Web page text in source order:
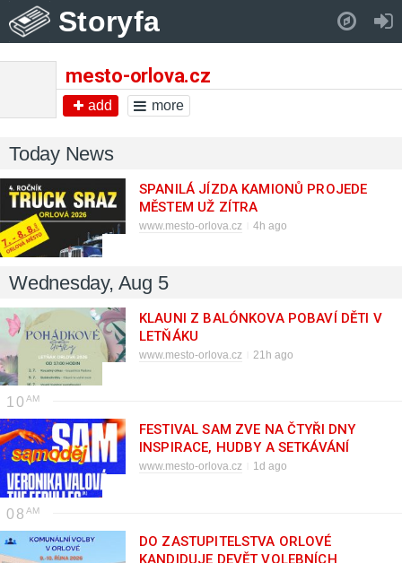
Storyfa
mesto-orlova.cz
add more
Today News
SPANILÁ JÍZDA KAMIONŮ PROJEDE
MĚSTEM UŽ ZÍTRA
www.mesto-orlova.cz 4h ago
Wednesday, Aug 5
KLAUNI Z BALÓNKOVA POBAVÍ DĚTI V
LETŇÁKU
www.mesto-orlova.cz 21h ago
10
FESTIVAL SAM ZVE NA ČTYŘI DNY
INSPIRACE, HUDBY A SETKÁVÁNÍ
www.mesto-orlova.cz 1d ago
08
DO ZASTUPITELSTVA ORLOVÉ
KANDIDUJE DEVĚT VOLEBNÍCH
Pull down to refresh..